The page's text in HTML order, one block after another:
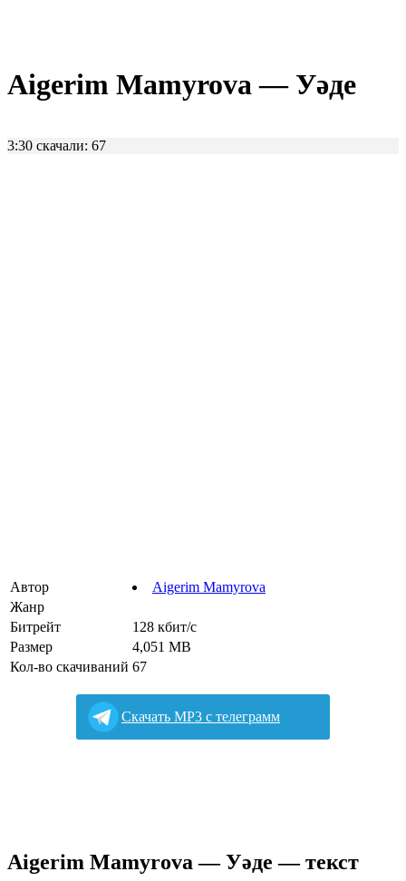
Aigerim Mamyrova — Уәде
3:30 скачали: 67
Автор
Aigerim Mamyrova
Жанр
Битрейт
128 кбит/с
Размер
4,051 MB
Кол-во скачиваний 67
Cкачать MP3 с телеграмм
Aigerim Mamyrova — Уәде — текст